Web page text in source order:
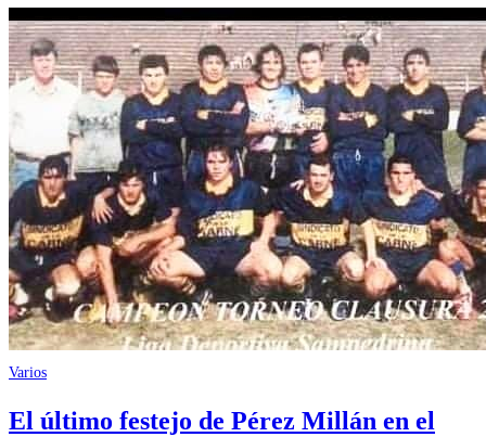
Varios
El último festejo de Pérez Millán en el